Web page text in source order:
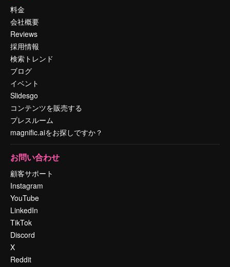
料金
会社概要
Reviews
採用情報
検索トレンド
ブログ
イベント
Slidesgo
コンテンツを販売する
プレスルーム
magnific.aiをお探しですか？
お問い合わせ
顧客サポート
Instagram
YouTube
LinkedIn
TikTok
Discord
X
Reddit